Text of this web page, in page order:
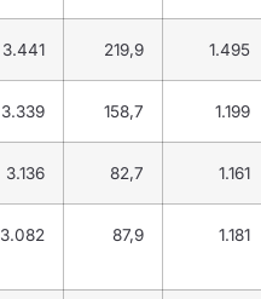
3.441 219,9 1.495
3.339 158,7 1.199
3.136 82,7 1.161
3.082 87,9 1.181